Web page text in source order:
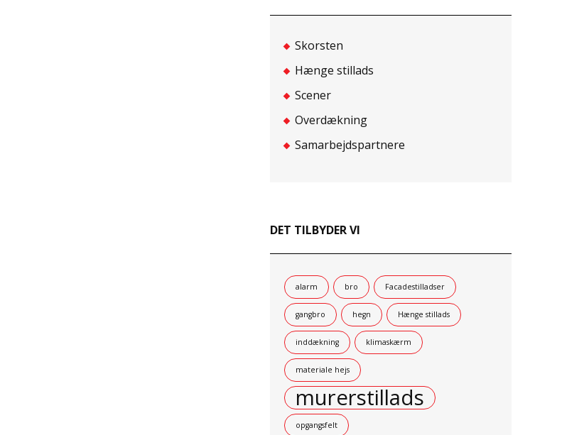
Skorsten
Hænge stillads
Scener
Overdækning
Samarbejdspartnere
DET TILBYDER VI
alarm bro Facadestilladser
gangbro hegn Hænge stillads
inddækning klimaskærm
materiale hejs
murerstillads
opgangsfelt